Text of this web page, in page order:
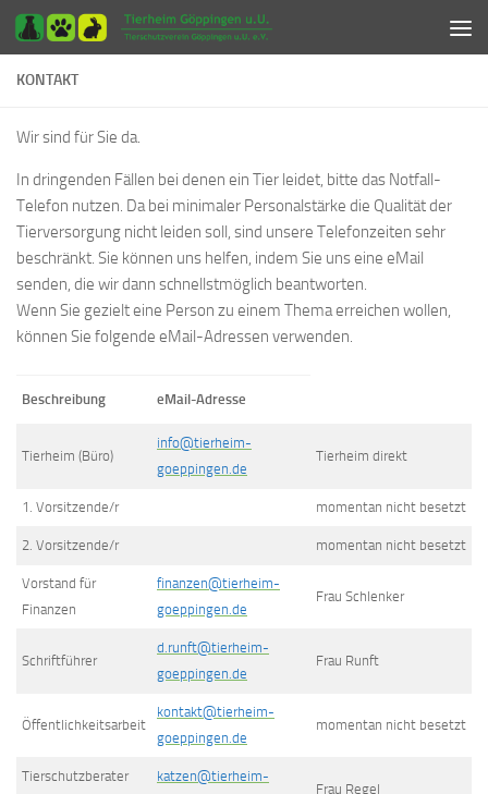
Zum Inhalt springen
KONTAKT
Wir sind für Sie da.
In dringenden Fällen bei denen ein Tier leidet, bitte das Notfall-
Telefon nutzen. Da bei minimaler Personalstärke die Qualität der
Tierversorgung nicht leiden soll, sind unsere Telefonzeiten sehr
beschränkt. Sie können uns helfen, indem Sie uns eine eMail
senden, die wir dann schnellstmöglich beantworten.
Wenn Sie gezielt eine Person zu einem Thema erreichen wollen,
können Sie folgende eMail-Adressen verwenden.
Beschreibung eMail-Adresse
Tierheim (Büro)
info@tierheim-
goeppingen.de
Tierheim direkt
1. Vorsitzende/r momentan nicht besetzt
2. Vorsitzende/r momentan nicht besetzt
Vorstand für
Finanzen
finanzen@tierheim-
goeppingen.de
Frau Schlenker
Schriftführer
d.runft@tierheim-
goeppingen.de
Frau Runft
Öffentlichkeitsarbeit
kontakt@tierheim-
goeppingen.de
momentan nicht besetzt
Tierschutzberater
katzen@tierheim-
Frau Regel